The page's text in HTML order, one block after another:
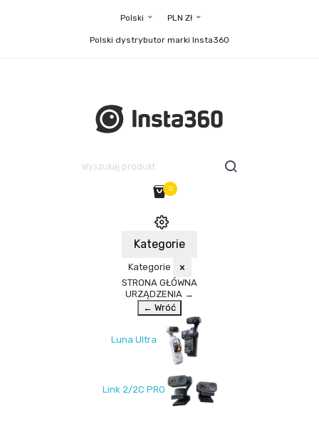
Polski PLN Zł
Polski dystrybutor marki Insta360
0
Kategorie
Kategorie ×
STRONA GŁÓWNA
URZĄDZENIA →
← Wróć
Luna Ultra
Link 2/2C PRO